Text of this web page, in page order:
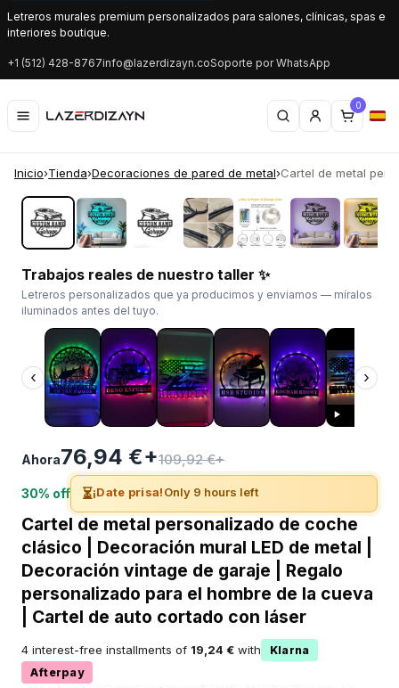
Letreros murales premium personalizados para salones, clínicas, spas e
interiores boutique.
+1 (512) 428-8767info@lazerdizayn.coSoporte por WhatsApp
0
Inicio›Tienda›Decoraciones de pared de metal›Cartel de metal
‹ ›
Trabajos reales de nuestro taller ✨
Letreros personalizados que ya producimos y enviamos — míralos
iluminados antes del tuyo.
‹ ›
Ahora76,94 €+109,92 €+
30% off ⏳¡Date prisa!Only 9 hours left
Cartel de metal personalizado de coche
clásico | Decoración mural LED de metal |
Decoración vintage de garaje | Regalo
personalizado para el hombre de la cueva
| Cartel de auto cortado con láser
4 interest-free installments of 19,24 € with
Klarna
Afterpay